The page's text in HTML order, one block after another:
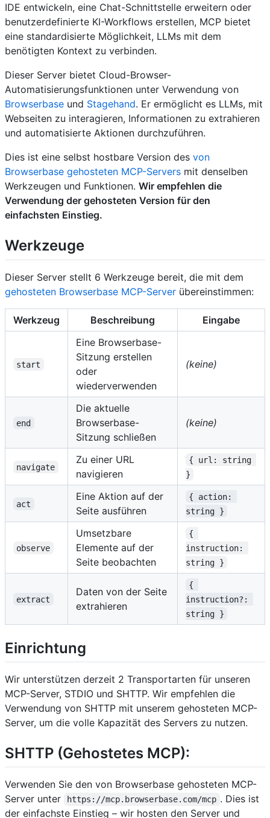
IDE entwickeln, eine Chat-Schnittstelle erweitern oder
benutzerdefinierte KI-Workflows erstellen, MCP bietet
eine standardisierte Möglichkeit, LLMs mit dem
benötigten Kontext zu verbinden.
Dieser Server bietet Cloud-Browser-
Automatisierungsfunktionen unter Verwendung von
Browserbase und Stagehand. Er ermöglicht es LLMs, mit
Webseiten zu interagieren, Informationen zu extrahieren
und automatisierte Aktionen durchzuführen.
Dies ist eine selbst hostbare Version des von
Browserbase gehosteten MCP-Servers mit denselben
Werkzeugen und Funktionen. Wir empfehlen die
Verwendung der gehosteten Version für den
einfachsten Einstieg.
Werkzeuge
Dieser Server stellt 6 Werkzeuge bereit, die mit dem
gehosteten Browserbase MCP-Server übereinstimmen:
Werkzeug Beschreibung Eingabe
start
Eine Browserbase-
Sitzung erstellen
oder
wiederverwenden
(keine)
end
Die aktuelle
Browserbase-
Sitzung schließen
(keine)
navigate
Zu einer URL
navigieren
{ url: string
}
act
Eine Aktion auf der
Seite ausführen
{ action:
string }
observe
Umsetzbare
Elemente auf der
Seite beobachten
{
instruction:
string }
extract
Daten von der Seite
extrahieren
{
instruction?:
string }
Einrichtung
Wir unterstützen derzeit 2 Transportarten für unseren
MCP-Server, STDIO und SHTTP. Wir empfehlen die
Verwendung von SHTTP mit unserem gehosteten MCP-
Server, um die volle Kapazität des Servers zu nutzen.
SHTTP (Gehostetes MCP):
Verwenden Sie den von Browserbase gehosteten MCP-
Server unter
https://mcp.browserbase.com/mcp . Dies ist
der einfachste Einstieg – wir hosten den Server und